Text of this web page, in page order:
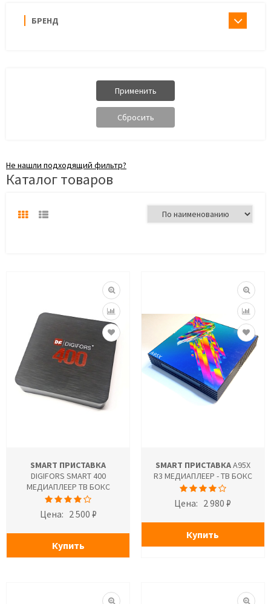
БРЕНД
Не нашли подходящий фильтр?
Каталог товаров
SMART ПРИСТАВКА
DIGIFORS SMART 400
МЕДИАПЛЕЕР ТВ БОКС
Цена: 2 500 ₽
Купить
SMART ПРИСТАВКАA95X
R3 МЕДИАПЛЕЕР - ТВ БОКС
Цена: 2 980 ₽
Купить